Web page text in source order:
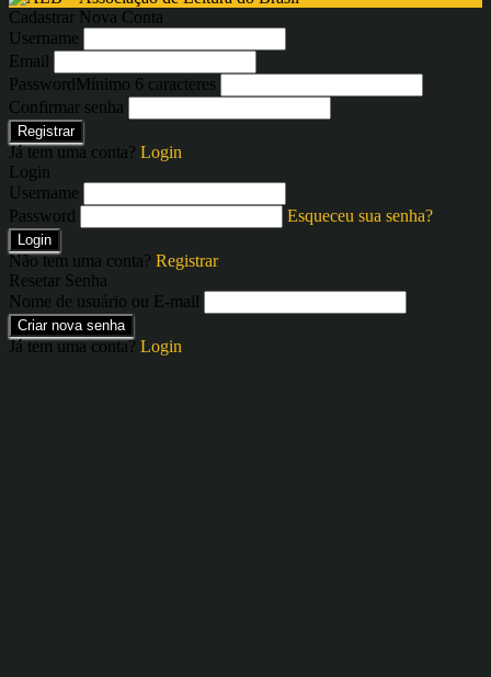
Cadastrar Nova Conta
Username
Email
PasswordMínimo 6 caracteres
Confirmar senha
Registrar
Já tem uma conta? Login
Login
Username
Password
Esqueceu sua senha?
Login
Não tem uma conta? Registrar
Resetar Senha
Nome de usuário ou E-mail
Criar nova senha
Já tem uma conta? Login